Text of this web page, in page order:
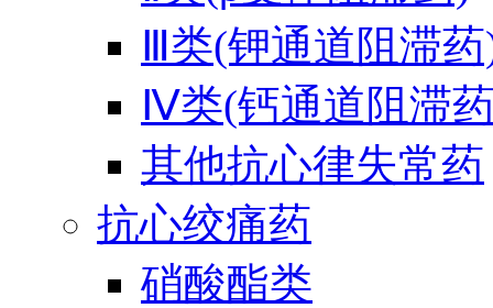
Ⅲ类(钾通道阻滞
Ⅳ类(钙通道阻滞
其他抗心律失常药
抗心绞痛药
硝酸酯类